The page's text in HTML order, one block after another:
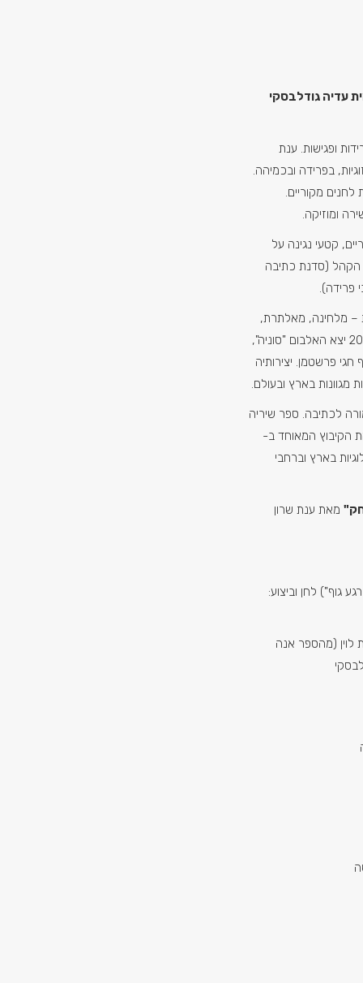
עדיה גודלבסקי
ופגישות. ענת
בפרידה ובכמיהה.
מקוריים.
ומוזיקה.
קטעי נגינה על
הקהל (סדנת כתיבה
פרידה).
– מלחינה, מאלתרת,
זמרת, נבלאית ואמנית מיצג. בשנת 2021 יצא האלבום "סוניה",
פרשטמן. יצירותיה
מגוונות בארץ ובעולם.
לכתיבה. ספר שיריה
הקיבוץ המאוחד ב-
בארץ וברחבי
מאת ענת שרון
גוף") לחן וביצוע:
לוין (מהספר אנה